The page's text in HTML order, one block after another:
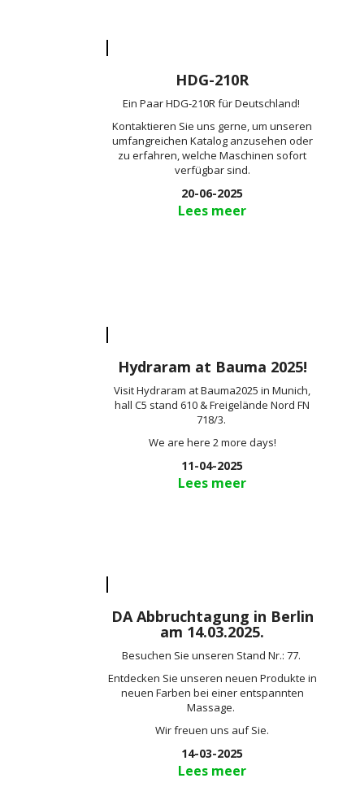
HDG-210R
Ein Paar HDG-210R für Deutschland!
Kontaktieren Sie uns gerne, um unseren
umfangreichen Katalog anzusehen oder
zu erfahren, welche Maschinen sofort
verfügbar sind.
20-06-2025
Lees meer
Hydraram at Bauma 2025!
Visit Hydraram at Bauma2025 in Munich,
hall C5 stand 610 & Freigelände Nord FN
718/3.
We are here 2 more days!
11-04-2025
Lees meer
DA Abbruchtagung in Berlin
am 14.03.2025.
Besuchen Sie unseren Stand Nr.: 77.
Entdecken Sie unseren neuen Produkte in
neuen Farben bei einer entspannten
Massage.
Wir freuen uns auf Sie.
14-03-2025
Lees meer